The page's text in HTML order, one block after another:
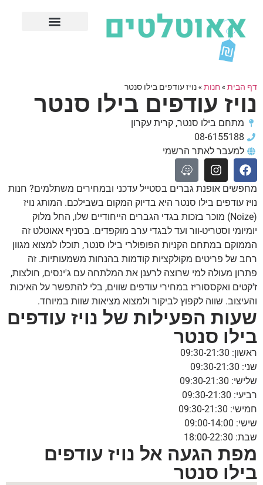
דף הבית» חנות»נויז עודפים בילו סנטר
נויז עודפים בילו סנטר
מתחם בילו סנטר, קרית עקרון
08-6155188
למעבר לאתר הרשמי
מחפשים אופנת גברים בסטייל עדכני ובמחירים משתלמים? חנות
נויז עודפים בילו סנטר היא בדיוק המקום בשבילכם. המותג נויז
(Noize) מוכר בזכות בגדי הגברים הייחודיים שלו, החל מלוק
יומיומי וסטריט-וור ועד לבגדי ערב מוקפדים. בסניף אאוטלט זה
הממוקם במתחם הקניות הפופולרי בילו סנטר, תוכלו למצוא מגוון
רחב של פריטים מקולקציות קודמות בהנחות משמעותיות. זה
פתרון מעולה למי שרוצה לרענן את המלתחה עם ג'ינסים, חולצות,
ז'קטים ואקססוריז במחירי עודפים שווים, בלי להתפשר על האיכות
והעיצוב. שווה לקפוץ לביקור ולמצוא מציאות שוות במיוחד.
שעות הפעילות של נויז עודפים
בילו סנטר
ראשון: 09:30-21:30
שני: 09:30-21:30
שלישי: 09:30-21:30
רביעי: 09:30-21:30
חמישי: 09:30-21:30
שישי: 09:00-14:00
שבת: 18:00-22:30
מפת הגעה אל נויז עודפים
בילו סנטר